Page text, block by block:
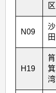
区
N09
沙
田
H19
筲
箕
湾